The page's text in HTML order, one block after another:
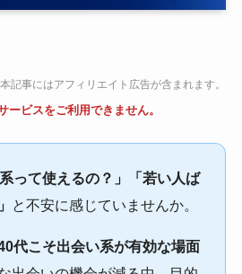
記事にはアフィリエイト広告が含まれます。
ビスをご利用できません。
って使えるの？」「若い人ば
と不安に感じていませんか。
代こそ出会い系が有効な場面